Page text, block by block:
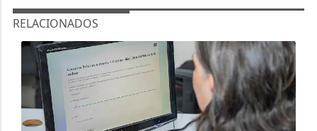
RELACIONADOS